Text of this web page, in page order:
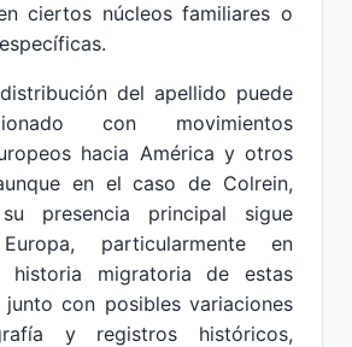
ciertos núcleos familiares o
del apellido puede
con movimientos
hacia América y otros
en el caso de Colrein,
presencia principal sigue
particularmente en
historia migratoria de estas
junto con posibles variaciones
y registros históricos,